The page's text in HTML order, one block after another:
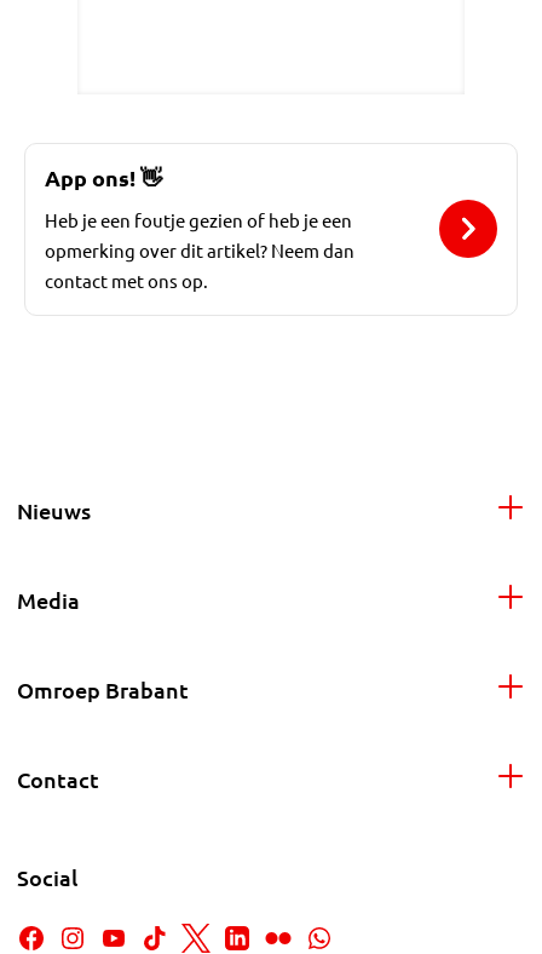
App ons! 👋
Heb je een foutje gezien of heb je een
opmerking over dit artikel? Neem dan
contact met ons op.
Nieuws
Media
Omroep Brabant
Contact
Social